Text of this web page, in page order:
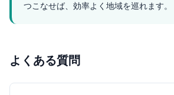
つこなせば、効率よく地域を巡れます。
よくある質問